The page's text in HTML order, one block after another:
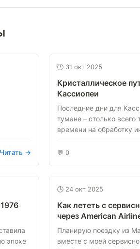
Читать →
🕒 31 окт 2025
Кристаллическое
Кассиопеи
Последние дни для
тумане – столько всего
времени на обработку
💬 0
эпохе
🕒 24 окт 2025
Как лететь с
через American
Планирую поездку из
вместе с моей